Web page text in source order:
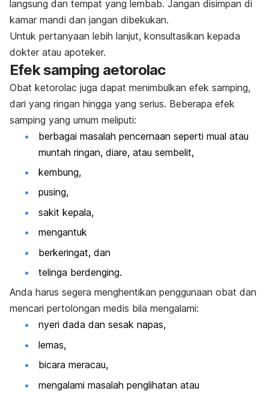
langsung dan tempat yang lembab. Jangan disimpan di
kamar mandi dan jangan dibekukan.
Untuk pertanyaan lebih lanjut, konsultasikan kepada
dokter atau apoteker.
Efek samping aetorolac
Obat ketorolac juga dapat menimbulkan efek samping,
dari yang ringan hingga yang serius. Beberapa efek
samping yang umum meliputi:
berbagai masalah pencernaan seperti mual atau
muntah ringan, diare, atau sembelit,
kembung,
pusing,
sakit kepala,
mengantuk
berkeringat, dan
telinga berdenging.
Anda harus segera menghentikan penggunaan obat dan
mencari pertolongan medis bila mengalami:
nyeri dada dan sesak napas,
lemas,
bicara meracau,
mengalami masalah penglihatan atau